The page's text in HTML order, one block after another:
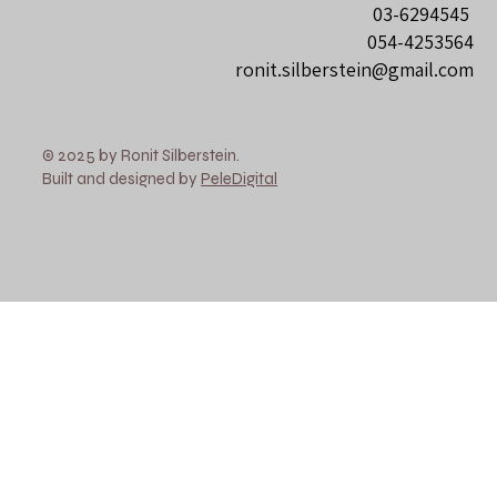
054-4253564
ronit.silberstein@gmail.com
© 2025 by Ronit Silberstein.
Built and designed by PeleDigital